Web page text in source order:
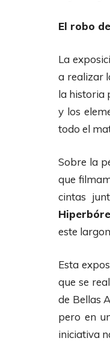
El robo
La
a realizar
la historia
y los
todo el
Sobre la
que
cintas
este
Esta
que se
de Bellas
pero en
iniciativa